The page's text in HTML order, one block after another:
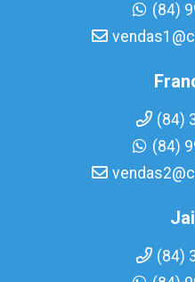
(84)
(84)
(84)
(84)